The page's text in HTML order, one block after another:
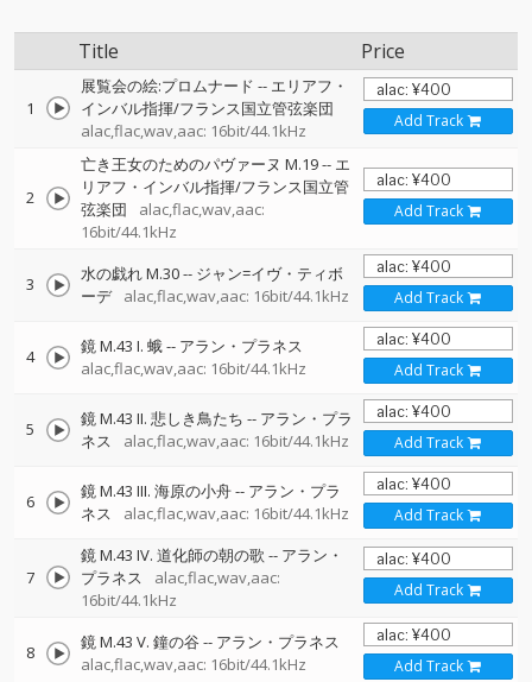
Title Price
1
展覧会の絵:プロムナード -- エリアフ・
インバル指揮/フランス国立管弦楽団
alac,flac,wav,aac: 16bit/44.1kHz
Add Track
2
亡き王女のためのパヴァーヌ M.19-- エ
リアフ・インバル指揮/フランス国立管
弦楽団
alac,flac,wav,aac:
16bit/44.1kHz
Add Track
3 水の戯れ M.30-- ジャン=イヴ・ティボ
ーデ
alac,flac,wav,aac: 16bit/44.1kHz Add Track
4 鏡 M.43 I. 蛾-- アラン・プラネス
alac,flac,wav,aac: 16bit/44.1kHz
Add Track
5 鏡 M.43 II. 悲しき鳥たち -- アラン・プラ
ネス
alac,flac,wav,aac: 16bit/44.1kHz Add Track
6 鏡 M.43 III. 海原の小舟-- アラン・プラ
ネス
alac,flac,wav,aac: 16bit/44.1kHz Add Track
7
鏡 M.43 IV. 道化師の朝の歌 -- アラン・
プラネス
alac,flac,wav,aac:
16bit/44.1kHz
Add Track
8 鏡 M.43 V. 鐘の谷-- アラン・プラネス
alac,flac,wav,aac: 16bit/44.1kHz
Add Track